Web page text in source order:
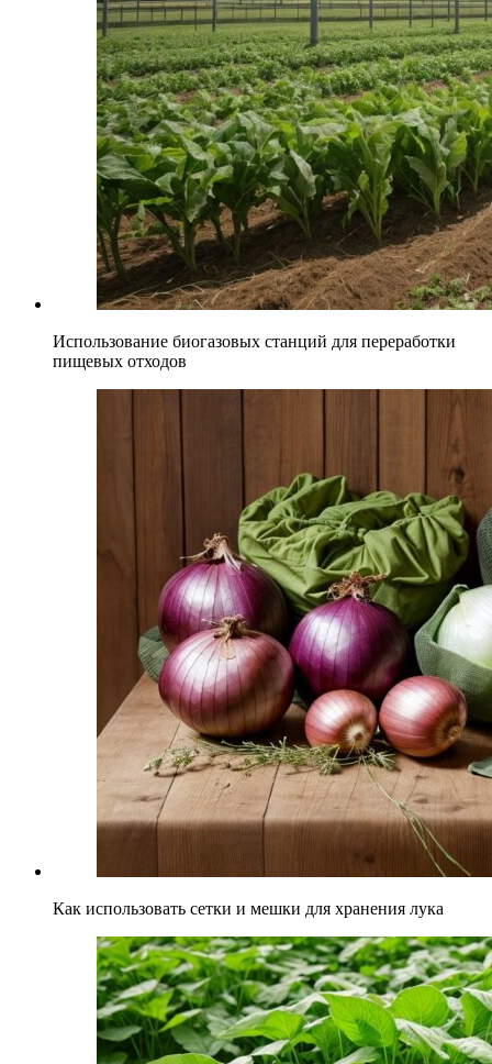
Использование биогазовых станций для переработки
пищевых отходов
Как использовать сетки и мешки для хранения лука